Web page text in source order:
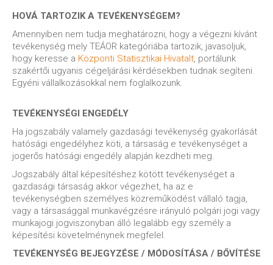
HOVÁ TARTOZIK A TEVÉKENYSÉGEM?
Amennyiben nem tudja meghatározni, hogy a végezni kívánt
tevékenység mely TEÁOR kategóriába tartozik, javasoljuk,
hogy keresse a Központi Statisztikai Hivatalt , portálunk
szakértői ugyanis cégeljárási kérdésekben tudnak segíteni.
Egyéni vállalkozásokkal nem foglalkozunk.
TEVÉKENYSÉGI ENGEDÉLY
Ha jogszabály valamely gazdasági tevékenység gyakorlását
hatósági engedélyhez köti, a társaság e tevékenységet a
jogerős hatósági engedély alapján kezdheti meg.
Jogszabály által képesítéshez kötött tevékenységet a
gazdasági társaság akkor végezhet, ha az e
tevékenységben személyes közreműködést vállaló tagja,
vagy a társasággal munkavégzésre irányuló polgári jogi vagy
munkajogi jogviszonyban álló legalább egy személy a
képesítési követelménynek megfelel.
TEVÉKENYSÉG BEJEGYZÉSE / MÓDOSÍTÁSA / BŐVÍTÉSE